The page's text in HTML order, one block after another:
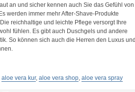
an und sicher kennen auch Sie das Gefühl von
werden immer mehr After-Shave-Produkte
reichhaltige und leichte Pflege versorgt Ihre
fühlen. Es gibt auch Duschgels und andere
So können sich auch die Herren den Luxus und
aloe vera kur, aloe vera shop, aloe vera spray